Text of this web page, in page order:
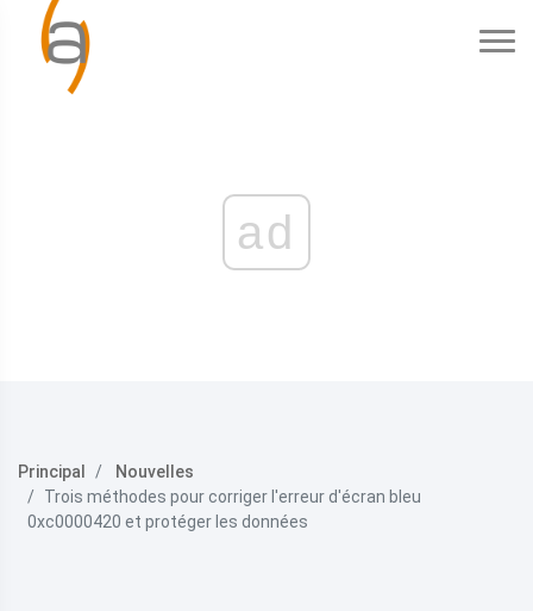
ad
Principal
Nouvelles
Trois méthodes pour corriger l'erreur d'écran bleu
0xc0000420 et protéger les données